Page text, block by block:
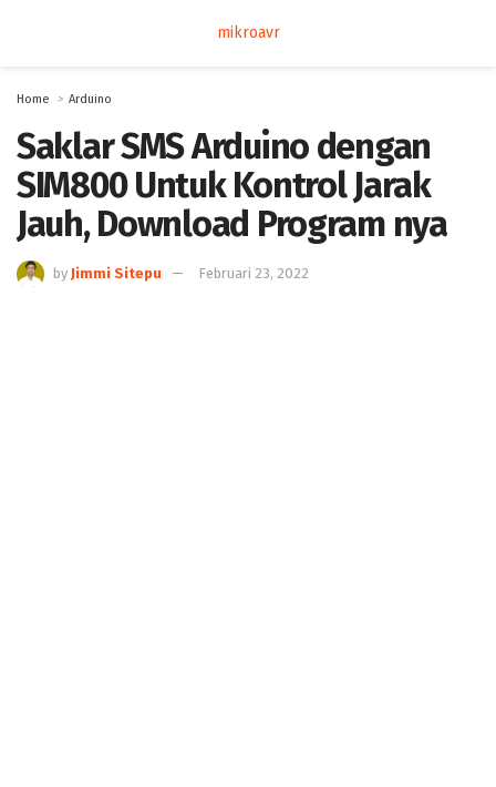
mikroavr
Home Arduino
Saklar SMS Arduino dengan
SIM800 Untuk Kontrol Jarak
Jauh, Download Program nya
by Jimmi Sitepu Februari 23, 2022